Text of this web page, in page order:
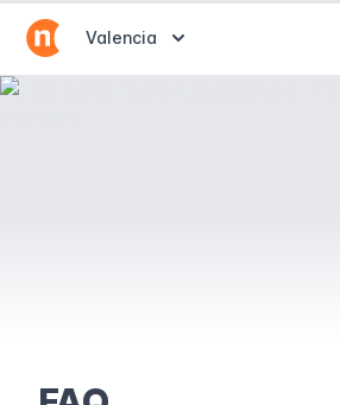
Abrir selector de destinos
Valencia